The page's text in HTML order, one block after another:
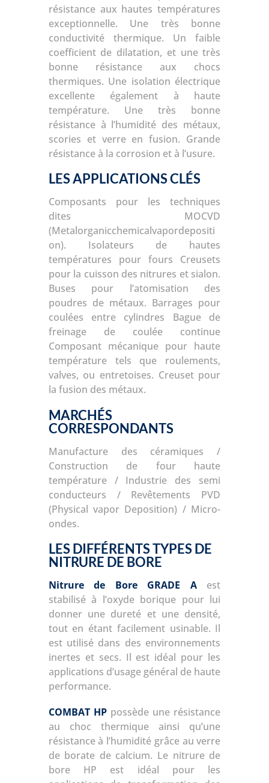
résistance aux hautes températures
exceptionnelle.
Une très bonne
conductivité thermique.
Un faible
coefficient de dilatation, et une très
bonne résistance aux chocs
thermiques. Une isolation électrique
excellente également à haute
température.
Une très bonne
résistance à l’humidité des métaux,
scories et verre en fusion. Grande
résistance à la corrosion et à l’usure.
LES APPLICATIONS CLÉS
Composants pour les techniques
dites MOCVD
(Metalorganicchemicalvapordepositi
on).
Isolateurs de hautes
températures pour fours
Creusets
pour la cuisson des nitrures et sialon.
Buses pour l’atomisation des
poudres de métaux. Barrages pour
coulées entre cylindres
Bague de
freinage de coulée continue
Composant mécanique pour haute
température tels que roulements,
valves, ou entretoises. Creuset pour
la fusion des métaux.
MARCHÉS
CORRESPONDANTS
Manufacture des céramiques /
Construction de four haute
température / Industrie des semi
conducteurs / Revêtements PVD
(Physical vapor Deposition) / Micro-
ondes.
LES DIFFÉRENTS TYPES DE
NITRURE DE BORE
Nitrure de Bore GRADE Aest
stabilisé à l’oxyde borique pour lui
donner une dureté et une densité,
tout en étant facilement usinable. Il
est utilisé dans des environnements
inertes et secs. Il est idéal pour les
applications d’usage général de haute
performance.
COMBAT HPpossède une résistance
au choc thermique ainsi qu’une
résistance à l’humidité grâce au verre
de borate de calcium. Le nitrure de
bore HP est idéal pour les